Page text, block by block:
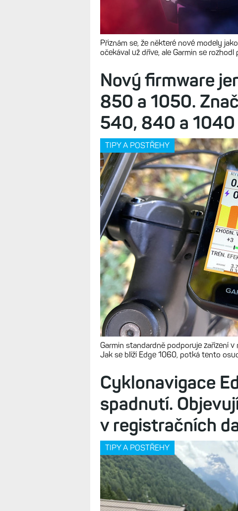
Přiznám se, že některé nové modely
očekával už dříve, ale Garmin se
Nový firmware
850 a 1050.
540, 840 a
TIPY A POSTŘEHY
Garmin standardně podporuje zařízení
Jak se blíží Edge 1060, potká tento
Cyklonavigace
spadnutí.
v registračních
TIPY A POSTŘEHY